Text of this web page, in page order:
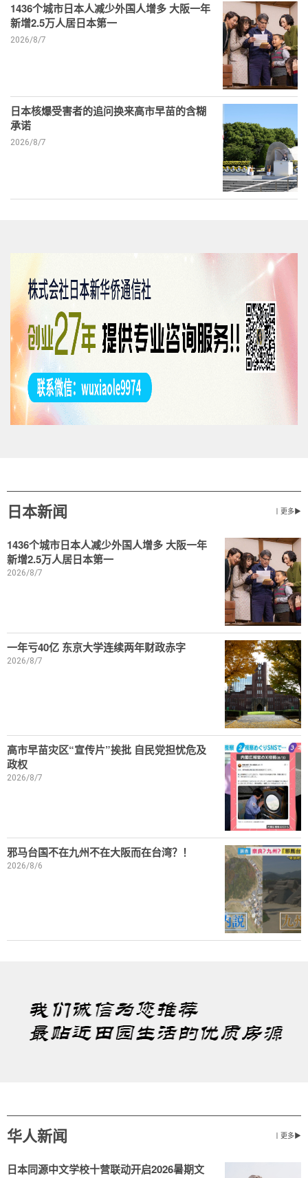
1436个城市日本人减少外国人增多 大阪一年
新增2.5万人居日本第一
2026/8/7
日本核爆受害者的追问换来高市早苗的含糊
承诺
2026/8/7
日本新闻 丨更多▶
1436个城市日本人减少外国人增多 大阪一年
新增2.5万人居日本第一
2026/8/7
一年亏40亿 东京大学连续两年财政赤字
2026/8/7
高市早苗灾区“宣传片”挨批 自民党担忧危及
政权
2026/8/7
邪马台国不在九州不在大阪而在台湾？！
2026/8/6
华人新闻 丨更多▶
日本同源中文学校十营联动开启2026暑期文